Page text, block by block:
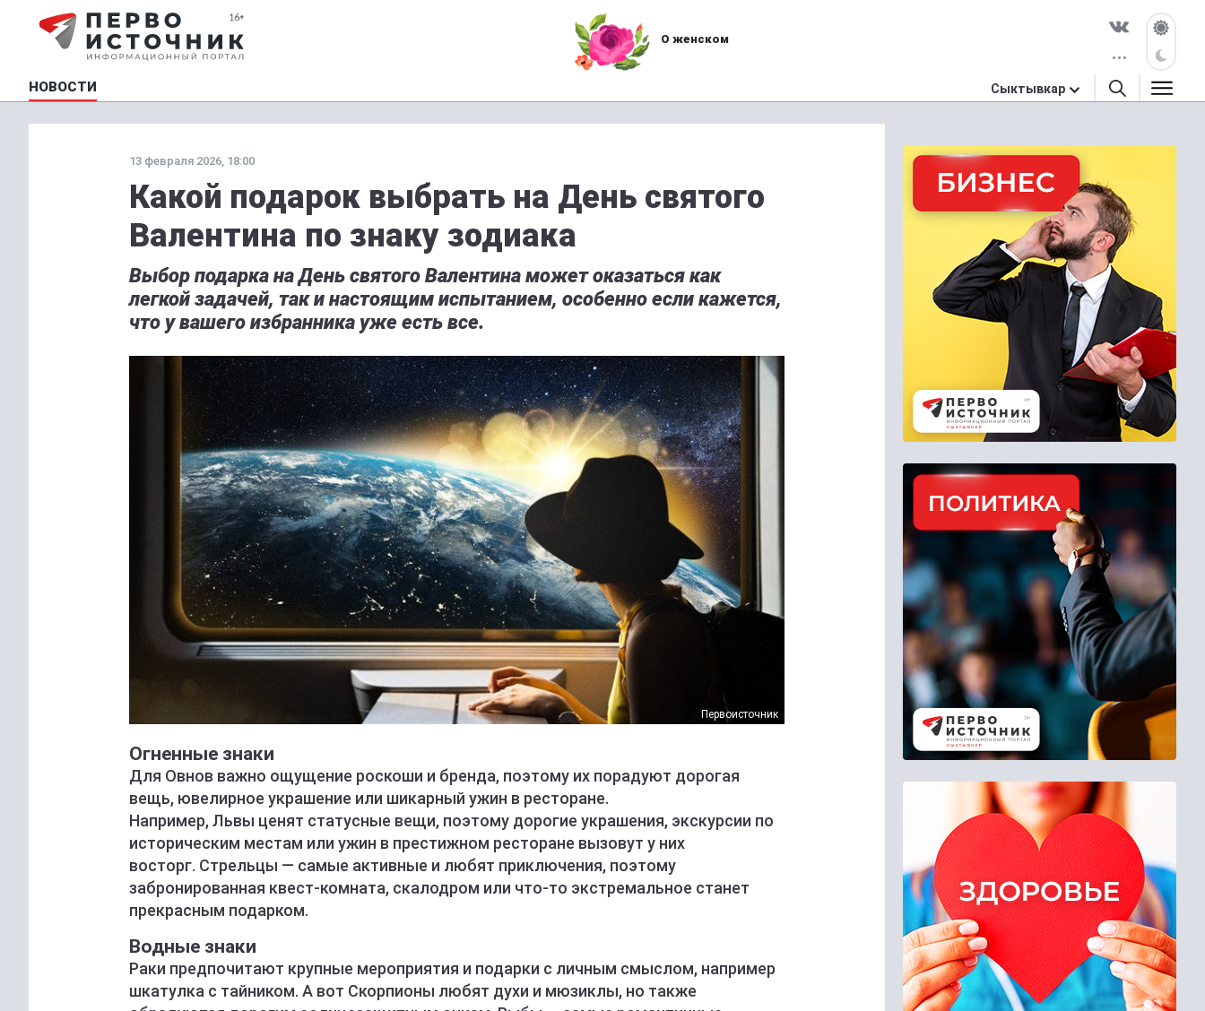
О женском
НОВОСТИ Сыктывкар
13 февраля 2026, 18:00
Какой подарок выбрать на День святого
Валентина по знаку зодиака
Выбор подарка на День святого Валентина может оказаться как
легкой задачей, так и настоящим испытанием, особенно если кажется,
что у вашего избранника уже есть все.
Первоисточник
Огненные знаки
Для Овнов важно ощущение роскоши и бренда, поэтому их порадуют дорогая
вещь, ювелирное украшение или шикарный ужин в ресторане.
Например, Львы ценят статусные вещи, поэтому дорогие украшения, экскурсии по
историческим местам или ужин в престижном ресторане вызовут у них
восторг. Стрельцы — самые активные и любят приключения, поэтому
забронированная квест-комната, скалодром или что-то экстремальное станет
прекрасным подарком.
Водные знаки
Раки предпочитают крупные мероприятия и подарки с личным смыслом, например
шкатулка с тайником. А вот Скорпионы любят духи и мюзиклы, но также